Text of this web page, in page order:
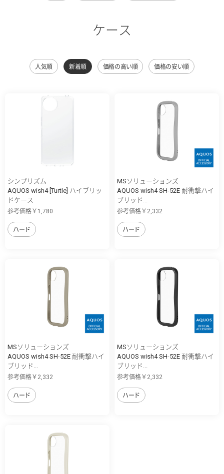
ケース
人気順 新着順 価格の高い順 価格の安い順
シンプリズム
AQUOS wish4 [Turtle] ハイブリッ
ドケース
参考価格￥1,780
ハード
MSソリューションズ
AQUOS wish4 SH-52E 耐衝撃ハイ
ブリッド...
参考価格￥2,332
ハード
MSソリューションズ
AQUOS wish4 SH-52E 耐衝撃ハイ
ブリッド...
参考価格￥2,332
ハード
MSソリューションズ
AQUOS wish4 SH-52E 耐衝撃ハイ
ブリッド...
参考価格￥2,332
ハード